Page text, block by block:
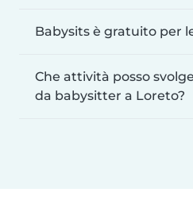
Babysits è gratuito per
Che attività posso
da babysitter a Loreto?